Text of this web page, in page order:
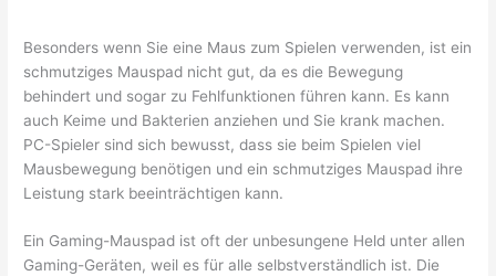
Besonders wenn Sie eine Maus zum Spielen verwenden, ist ein
schmutziges Mauspad nicht gut, da es die Bewegung
behindert und sogar zu Fehlfunktionen führen kann. Es kann
auch Keime und Bakterien anziehen und Sie krank machen.
PC-Spieler sind sich bewusst, dass sie beim Spielen viel
Mausbewegung benötigen und ein schmutziges Mauspad ihre
Leistung stark beeinträchtigen kann.
Ein Gaming-Mauspad ist oft der unbesungene Held unter allen
Gaming-Geräten, weil es für alle selbstverständlich ist. Die